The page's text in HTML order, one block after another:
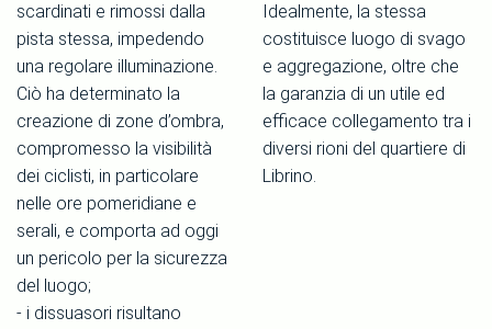
scardinati e rimossi dalla
pista stessa, impedendo
una regolare illuminazione.
Ciò ha determinato la
creazione di zone d’ombra,
compromesso la visibilità
dei ciclisti, in particolare
nelle ore pomeridiane e
serali, e comporta ad oggi
un pericolo per la sicurezza
del luogo;
- i dissuasori risultano
Idealmente, la stessa
costituisce luogo di svago
e aggregazione, oltre che
la garanzia di un utile ed
efficace collegamento tra i
diversi rioni del quartiere di
Librino.